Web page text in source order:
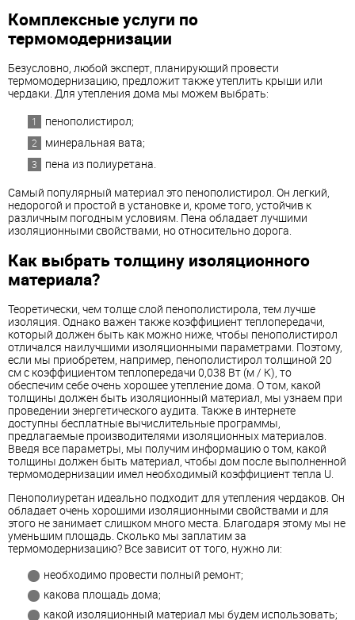
Комплексные услуги по
термомодернизации
Безусловно, любой эксперт, планирующий провести
термомодернизацию, предложит также утеплить крыши или
чердаки. Для утепления дома мы можем выбрать:
пенополистирол;
минеральная вата;
пена из полиуретана.
Самый популярный материал это пенополистирол. Он легкий,
недорогой и простой в установке и, кроме того, устойчив к
различным погодным условиям. Пена обладает лучшими
изоляционными свойствами, но относительно дорога.
Как выбрать толщину изоляционного
материала?
Теоретически, чем толще слой пенополистирола, тем лучше
изоляция. Однако важен также коэффициент теплопередачи,
который должен быть как можно ниже, чтобы пенополистирол
отличался наилучшими изоляционными параметрами. Поэтому,
если мы приобретем, например, пенополистирол толщиной 20
см с коэффициентом теплопередачи 0,038 Вт (м / К), то
обеспечим себе очень хорошее утепление дома. О том, какой
толщины должен быть изоляционный материал, мы узнаем при
проведении энергетического аудита. Также в интернете
доступны бесплатные вычислительные программы,
предлагаемые производителями изоляционных материалов.
Введя все параметры, мы получим информацию о том, какой
толщины должен быть материал, чтобы дом после выполненной
термомодернизации имел необходимый коэффициент тепла U.
Пенополиуретан идеально подходит для утепления чердаков. Он
обладает очень хорошими изоляционными свойствами и для
этого не занимает слишком много места. Благодаря этому мы не
уменьшим площадь. Сколько мы заплатим за
термомодернизацию? Все зависит от того, нужно ли:
необходимо провести полный ремонт;
какова площадь дома;
какой изоляционный материал мы будем использовать;